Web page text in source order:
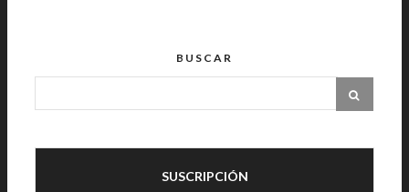
BUSCAR
SUSCRIPCIÓN